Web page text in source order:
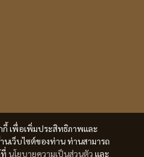
กี้ เพื่อเพิ่มประสิทธิภาพและ
เว็บไซต์ของท่าน ท่านสามารถ
นโยบายความเป็นส่วนตัว และ